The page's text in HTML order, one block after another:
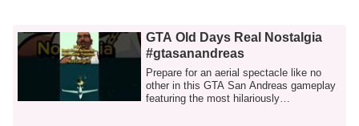
GTA Old Days Real Nostalgia
#gtasanandreas
Prepare for an aerial spectacle like no
other in this GTA San Andreas gameplay
featuring the most hilariously